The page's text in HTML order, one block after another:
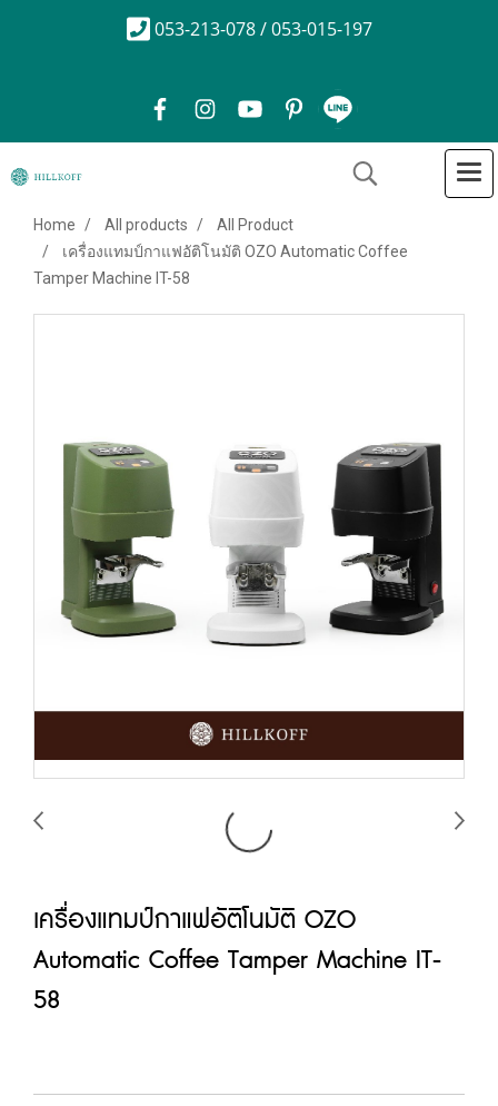
053-213-078 / 053-015-197
Home All products
All Product
เครื่องแทมป์กาแฟอัติโนมัติ OZO Automatic Coffee
Tamper Machine IT-58
เครื่องแทมป์กาแฟอัติโนมัติ OZO
Automatic Coffee Tamper Machine IT-
58